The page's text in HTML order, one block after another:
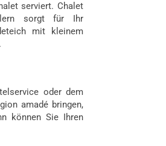
serviert. Chalet
sorgt für Ihr
mit kleinem
oder dem
amadé bringen,
können Sie Ihren